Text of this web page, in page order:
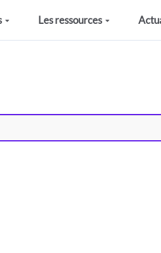
Les ressources